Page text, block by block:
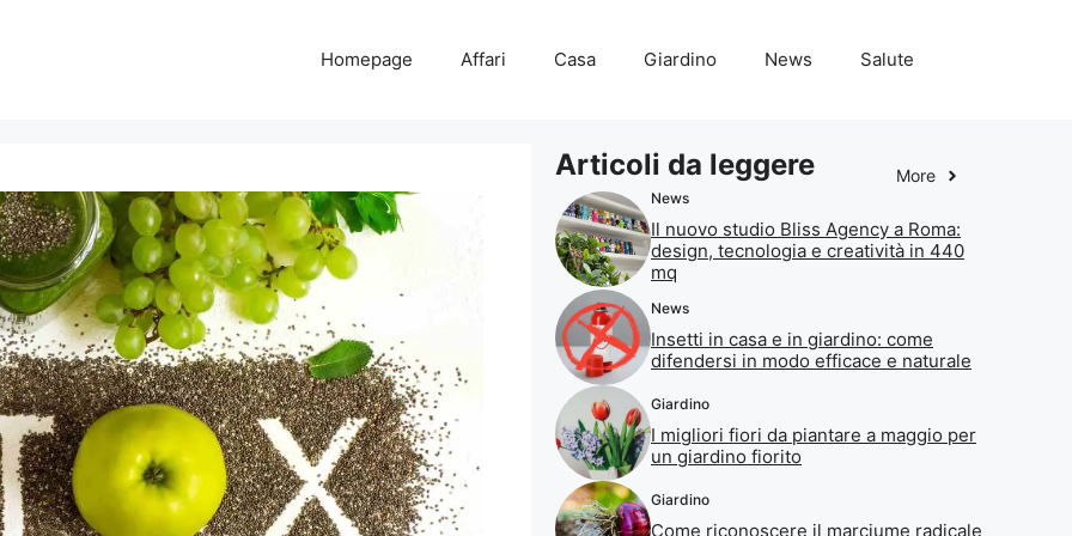
Homepage Affari Casa Giardino News Salute
Articoli da leggere More
News
Il nuovo studio Bliss Agency a Roma:
design, tecnologia e creatività in 440
mq
News
Insetti in casa e in giardino: come
difendersi in modo efficace e naturale
Giardino
I migliori fiori da piantare a maggio per
un giardino fiorito
Giardino
Come riconoscere il marciume radicale